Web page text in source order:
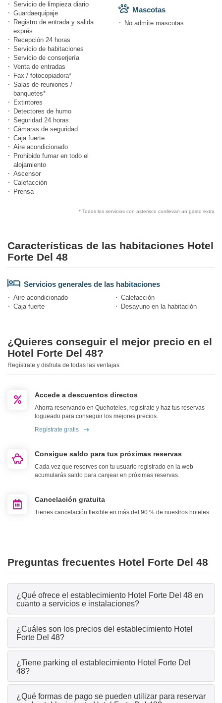
Servicio de limpieza diario
Guardaequipaje
Registro de entrada y salida
exprés
Recepción 24 horas
Servicio de habitaciones
Servicio de conserjería
Venta de entradas
Fax / fotocopiadora*
Salas de reuniones /
banquetes*
Extintores
Detectores de humo
Seguridad 24 horas
Cámaras de seguridad
Caja fuerte
Aire acondicionado
Prohibido fumar en todo el
alojamiento
Ascensor
Calefacción
Prensa
Mascotas
No admite mascotas
* Todos los servicios con asterisco conllevan un gasto extra
Características de las habitaciones Hotel
Forte Del 48
Servicios generales de las habitaciones
Aire acondicionado
Calefacción
Caja fuerte
Desayuno en la habitación
¿Quieres conseguir el mejor precio en el
Hotel Forte Del 48?
Regístrate y disfruta de todas las ventajas
Accede a descuentos directos
Ahorra reservando en Quehoteles, regístrate y haz tus reservas
logueado para conseguir los mejores precios.
Regístrate gratis
Consigue saldo para tus próximas reservas
Cada vez que reserves con tu usuario registrado en la web
acumularás saldo para canjear en próximas reservas.
Cancelación gratuita
Tienes cancelación flexible en más del 90 % de nuestros hoteles.
Preguntas frecuentes Hotel Forte Del 48
¿Qué ofrece el establecimiento Hotel Forte Del 48 en
cuanto a servicios e instalaciones?
¿Cuáles son los precios del establecimiento Hotel
Forte Del 48?
¿Tiene parking el establecimiento Hotel Forte Del
48?
¿Qué formas de pago se pueden utilizar para reservar